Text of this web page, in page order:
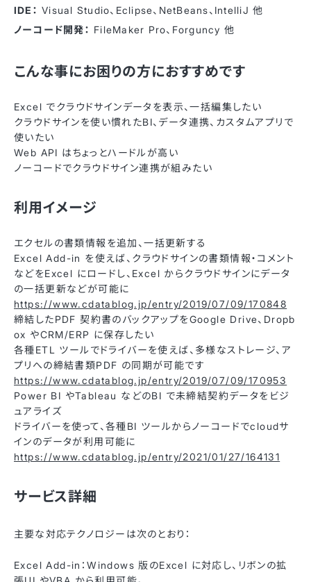
IDE： Visual Studio、Eclipse、NetBeans、IntelliJ 他
ノーコード開発： FileMaker Pro、Forguncy 他
こんな事にお困りの方におすすめです
Excel でクラウドサインデータを表示、一括編集したい
クラウドサインを使い慣れたBI、データ連携、カスタムアプリで
使いたい
Web API はちょっとハードルが高い
ノーコードでクラウドサイン連携が組みたい
利用イメージ
エクセルの書類情報を追加、一括更新する
Excel Add-in を使えば、クラウドサインの書類情報・コメント
などをExcel にロードし、Excel からクラウドサインにデータ
の一括更新などが可能に
https://www.cdatablog.jp/entry/2019/07/09/170848
締結したPDF 契約書のバックアップをGoogle Drive、Dropb
ox やCRM/ERP に保存したい
各種ETL ツールでドライバーを使えば、多様なストレージ、ア
プリへの締結書類PDF の同期が可能です
https://www.cdatablog.jp/entry/2019/07/09/170953
Power BI やTableau などのBI で未締結契約データをビジ
ュアライズ
ドライバーを使って、各種BI ツールからノーコードでcloudサ
インのデータが利用可能に
https://www.cdatablog.jp/entry/2021/01/27/164131
サービス詳細
主要な対応テクノロジーは次のとおり：
Excel Add-in：Windows 版のExcel に対応し、リボンの拡